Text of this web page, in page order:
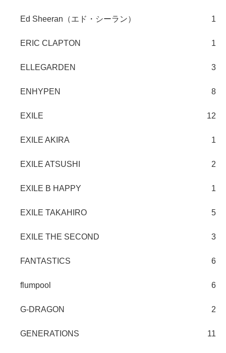
Ed Sheeran（エド・シーラン） 1
ERIC CLAPTON 1
ELLEGARDEN 3
ENHYPEN 8
EXILE 12
EXILE AKIRA 1
EXILE ATSUSHI 2
EXILE B HAPPY 1
EXILE TAKAHIRO 5
EXILE THE SECOND 3
FANTASTICS 6
flumpool 6
G-DRAGON 2
GENERATIONS 11